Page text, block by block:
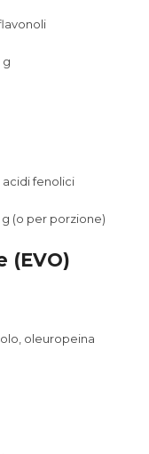
g
fenolici
g (o per porzione)
(EVO)
oleuropeina